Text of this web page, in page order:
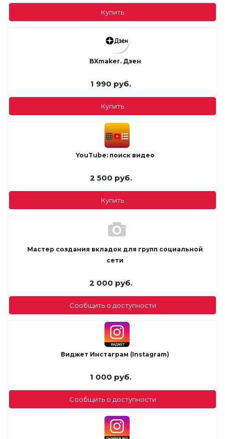
Купить
BXmaker. Дзен
1 990 руб.
Купить
YouTube: поиск видео
2 500 руб.
Купить
Мастер создания вкладок для групп социальной
сети
2 000 руб.
Сообщить о доступности
Виджет Инстаграм (Instagram)
1 000 руб.
Сообщить о доступности